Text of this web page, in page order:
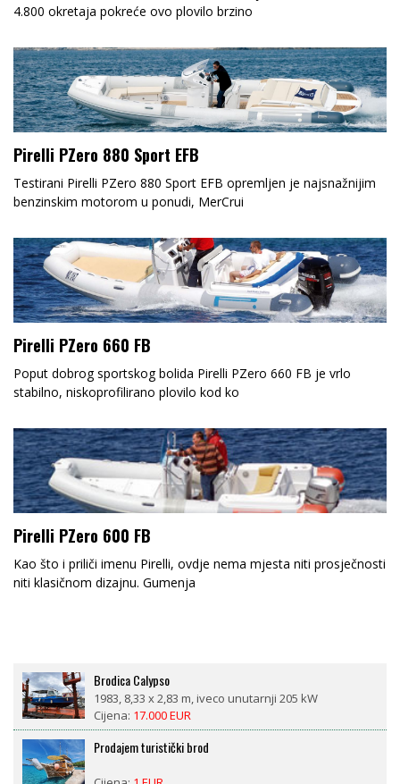
4.800 okretaja pokreće ovo plovilo brzino
Pirelli PZero 880 Sport EFB
Testirani Pirelli PZero 880 Sport EFB opremljen je najsnažnijim
benzinskim motorom u ponudi, MerCrui
Pirelli PZero 660 FB
Poput dobrog sportskog bolida Pirelli PZero 660 FB je vrlo
stabilno, niskoprofilirano plovilo kod ko
Pirelli PZero 600 FB
Kao što i priliči imenu Pirelli, ovdje nema mjesta niti prosječnosti
niti klasičnom dizajnu. Gumenja
Brodica Calypso
1983, 8,33 x 2,83 m, iveco unutarnji 205 kW
Cijena: 17.000 EUR
Prodajem turistički brod